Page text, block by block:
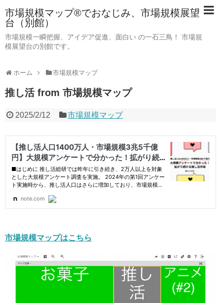
市場規模マップ®でおなじみ、市場規模展望
台（別館）
市場規模一瞬把握、アイデア促進、面白い の一石三鳥！ 市場規
模展望台の別館です。
ホーム 市場規模マップ
推し活 from 市場規模マップ
2025/2/12 市場規模マップ
市場規模マップはこちら